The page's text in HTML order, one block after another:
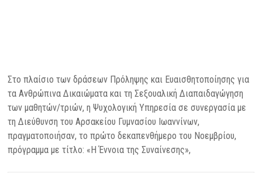
Στο πλαίσιο των δράσεων Πρόληψης και Ευαισθητοποίησης για
τα Ανθρώπινα Δικαιώματα και τη Σεξουαλική Διαπαιδαγώγηση
των μαθητών/τριών, η Ψυχολογική Υπηρεσία σε συνεργασία με
τη Διεύθυνση του Αρσακείου Γυμνασίου Ιωαννίνων,
πραγματοποιήσαν, το πρώτο δεκαπενθήμερο του Νοεμβρίου,
πρόγραμμα με τίτλο: «H Έννοια της Συναίνεσης»,